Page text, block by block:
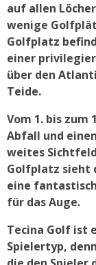
auf allen
wenige
Golfplatz
einer
über den
Teide.
Vom 1. bis zum
Abfall und
weites
Golfplatz sieht
eine
für das Auge.
Tecina Golf ist
Spielertyp,